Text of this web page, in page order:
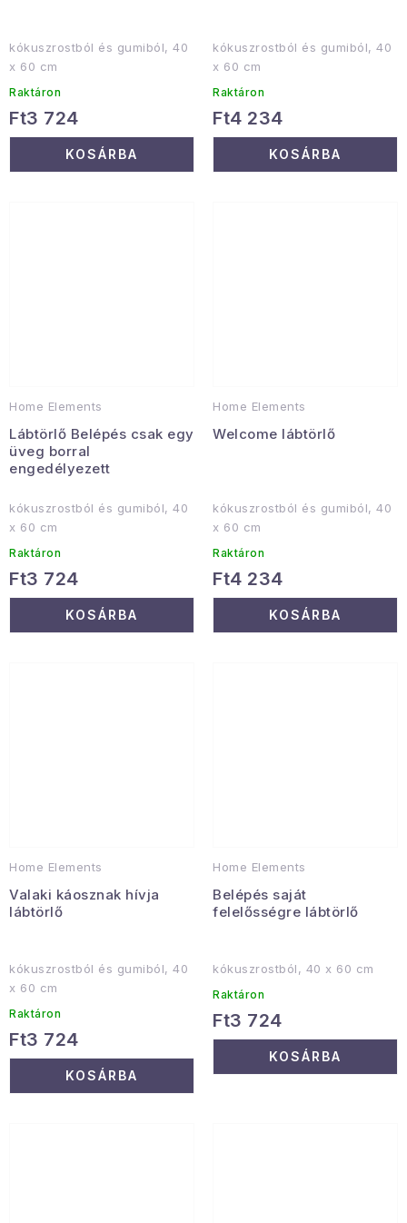
kókuszrostból és gumiból, 40
x 60 cm
Raktáron
Ft3 724
KOSÁRBA
kókuszrostból és gumiból, 40
x 60 cm
Raktáron
Ft4 234
KOSÁRBA
Home Elements
Lábtörlő Belépés csak egy
üveg borral
engedélyezett
kókuszrostból és gumiból, 40
x 60 cm
Raktáron
Ft3 724
KOSÁRBA
Home Elements
Welcome lábtörlő
kókuszrostból és gumiból, 40
x 60 cm
Raktáron
Ft4 234
KOSÁRBA
Home Elements
Valaki káosznak hívja
lábtörlő
kókuszrostból és gumiból, 40
x 60 cm
Raktáron
Ft3 724
KOSÁRBA
Home Elements
Belépés saját
felelősségre lábtörlő
kókuszrostból, 40 x 60 cm
Raktáron
Ft3 724
KOSÁRBA